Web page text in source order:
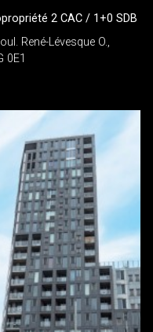
2 CAC / 1+0 SDB
René-Lévesque O.,
0E1